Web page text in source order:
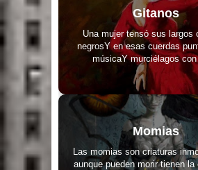
Gitanos
Una mujer tensó sus largos
negrosY en esas cuerdas
músicaY murciélagos
Momias
Las momias son criaturas
aunque pueden morir tienen la